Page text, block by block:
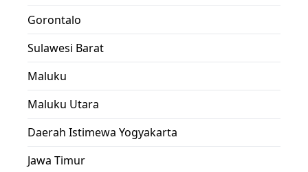
Gorontalo
Sulawesi Barat
Maluku
Maluku Utara
Daerah Istimewa Yogyakarta
Jawa Timur